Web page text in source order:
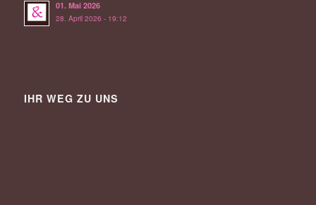
01. Mai 2026
28. April 2026 - 19:12
IHR WEG ZU UNS